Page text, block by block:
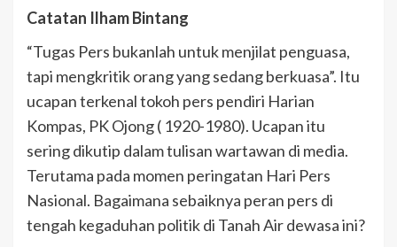
Catatan Ilham Bintang
“Tugas Pers bukanlah untuk menjilat penguasa,
tapi mengkritik orang yang sedang berkuasa”. Itu
ucapan terkenal tokoh pers pendiri Harian
Kompas, PK Ojong ( 1920-1980). Ucapan itu
sering dikutip dalam tulisan wartawan di media.
Terutama pada momen peringatan Hari Pers
Nasional. Bagaimana sebaiknya peran pers di
tengah kegaduhan politik di Tanah Air dewasa ini?